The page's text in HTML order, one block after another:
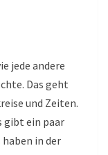
jede andere
Das geht
und Zeiten.
gibt ein paar
haben in der